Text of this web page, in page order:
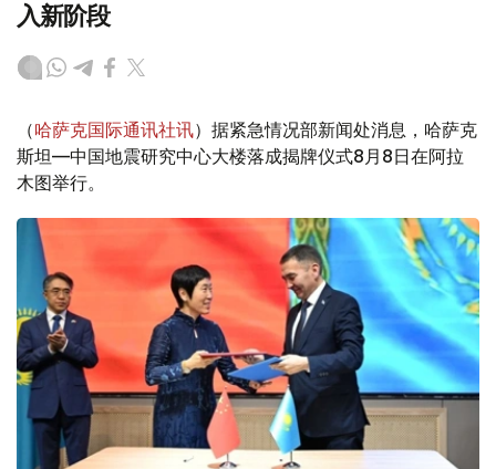
入新阶段
（哈萨克国际通讯社讯）据紧急情况部新闻处消息，哈萨克
斯坦—中国地震研究中心大楼落成揭牌仪式8月8日在阿拉
木图举行。